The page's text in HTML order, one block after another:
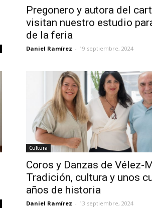
Pregonero y autora del
visitan nuestro estudio
de la feria
Daniel Ramírez - 19 septiembre, 2024
Cultura
Coros y Danzas de Vélez-
Tradición, cultura y unos
años de historia
Daniel Ramírez - 13 septiembre, 2024